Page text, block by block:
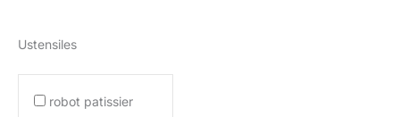
Ustensiles
robot patissier